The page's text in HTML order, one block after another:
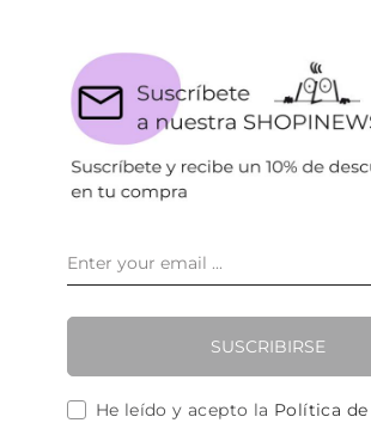
SUSCRIBIRSE
He leído y acepto la Política